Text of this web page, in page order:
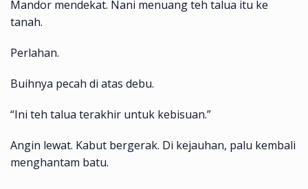
Mandor mendekat. Nani menuang teh talua itu ke
tanah.
Perlahan.
Buihnya pecah di atas debu.
“Ini teh talua terakhir untuk kebisuan.”
Angin lewat. Kabut bergerak. Di kejauhan, palu kembali
menghantam batu.